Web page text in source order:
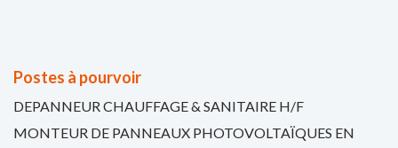
Postes à pourvoir
DEPANNEUR CHAUFFAGE & SANITAIRE H/F
MONTEUR DE PANNEAUX PHOTOVOLTAÏQUES EN